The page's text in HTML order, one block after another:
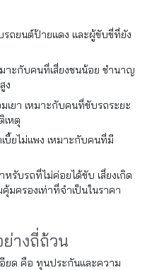
รถยนต์ป้ายแดง และผู้ขับขี่ที่ยัง
าะกับคนที่เสี่ยงชนน้อย ชำนาญ
ง
เยา เหมาะกับคนที่ขับรถระยะ
เหตุ
บี้ยไม่แพง เหมาะกับคนที่มี
หรับรถที่ไม่ค่อยได้ขับ เสี่ยงเกิด
มครองเท่าที่จำเป็นในราคา
ย่างถี่ถ้วน
ยด คือ ทุนประกันและความ